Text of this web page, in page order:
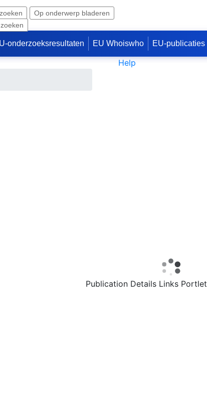
Op onderwerp bladeren
onderzoeksresultaten EU Whoiswho EU-publicaties
Help
Publication Details Links Portlet